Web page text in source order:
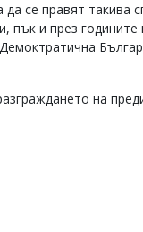
се правят такива
пък и през
на